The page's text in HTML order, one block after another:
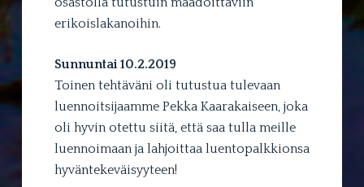
erikoislakanoihin.
Sunnuntai 10.2.2019
Toinen tehtäväni oli tutustua tulevaan
luennoitsijaamme Pekka Kaarakaiseen, joka
oli hyvin otettu siitä, että saa tulla meille
luennoimaan ja lahjoittaa luentopalkkionsa
hyväntekeväisyyteen!